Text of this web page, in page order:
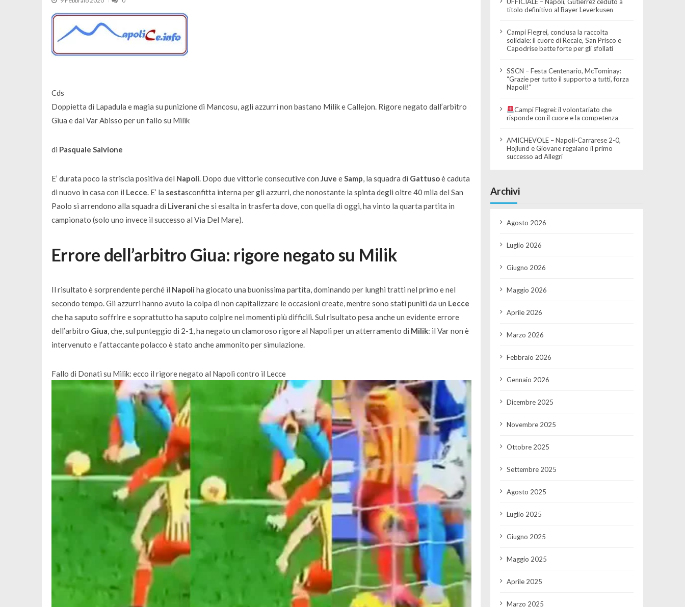
Cds
Doppietta di Lapadula e magia su punizione di Mancosu, agli azzurri non bastano Milik e Callejon. Rigore negato dall’arbitro
Giua e dal Var Abisso per un fallo su Milik
di Pasquale Salvione
E’ durata poco la striscia positiva del Napoli. Dopo due vittorie consecutive con Juve eSamp, la squadra di Gattusoè caduta
di nuovo in casa con il Lecce. E’ la sestasconfitta interna per gli azzurri, che nonostante la spinta degli oltre 40 mila del San
Paolo si arrendono alla squadra di Liverani che si esalta in trasferta dove, con quella di oggi, ha vinto la quarta partita in
campionato (solo uno invece il successo al Via Del Mare).
Errore dell’arbitro Giua: rigore negato su Milik
Il risultato è sorprendente perché il Napoli ha giocato una buonissima partita, dominando per lunghi tratti nel primo e nel
secondo tempo. Gli azzurri hanno avuto la colpa di non capitalizzare le occasioni create, mentre sono stati puniti da un Lecce
che ha saputo soffrire e soprattutto ha saputo colpire nei momenti più difficili. Sul risultato pesa anche un evidente errore
dell’arbitro Giua, che, sul punteggio di 2-1, ha negato un clamoroso rigore al Napoli per un atterramento di Milik: il Var non è
intervenuto e l’attaccante polacco è stato anche ammonito per simulazione.
Fallo di Donati su Milik: ecco il rigore negato al Napoli contro il Lecce
titolo definitivo al Bayer Leverkusen
Campi Flegrei, conclusa la raccolta
solidale: il cuore di Recale, San Prisco e
Capodrise batte forte per gli sfollati
SSCN – Festa Centenario, McTominay:
“Grazie per tutto il supporto a tutti, forza
Napoli!”
Campi Flegrei: il volontariato che
risponde con il cuore e la competenza
AMICHEVOLE – Napoli-Carrarese 2-0,
Hojlund e Giovane regalano il primo
successo ad Allegri
Archivi
Agosto 2026
Luglio 2026
Giugno 2026
Maggio 2026
Aprile 2026
Marzo 2026
Febbraio 2026
Gennaio 2026
Dicembre 2025
Novembre 2025
Ottobre 2025
Settembre 2025
Agosto 2025
Luglio 2025
Giugno 2025
Maggio 2025
Aprile 2025
Marzo 2025